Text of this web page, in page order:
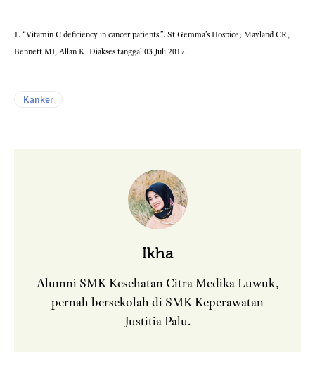
1. “Vitamin C deficiency in cancer patients.”. St Gemma’s Hospice; Mayland CR,
Bennett MI, Allan K. Diakses tanggal 03 Juli 2017.
Kanker
Ikha
Alumni SMK Kesehatan Citra Medika Luwuk,
pernah bersekolah di SMK Keperawatan
Justitia Palu.